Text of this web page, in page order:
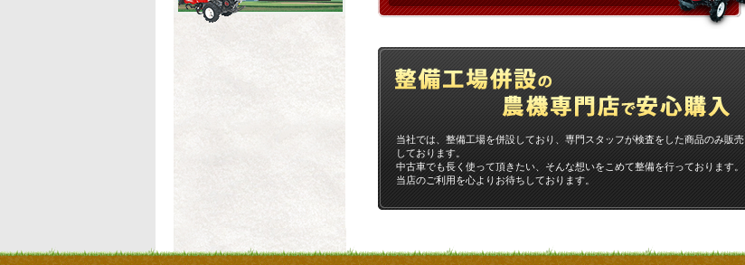
当社では、整備工場を併設しており、専門スタッフが検査をした商品のみ販売
しております。
中古車でも長く使って頂きたい、そんな想いをこめて整備を行っております。
当店のご利用を心よりお待ちしております。